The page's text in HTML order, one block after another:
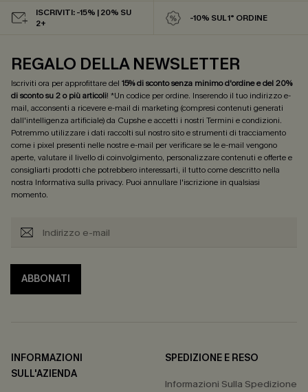
ISCRIVITI: -15% | 20% SU
2+
-10% SUL 1° ORDINE
REGALO DELLA NEWSLETTER
Iscriviti ora per approfittare del 15% di sconto senza minimo d'ordine e del 20%
di sconto su 2 o più articoli! *Un codice per ordine. Inserendo il tuo indirizzo e-
mail, acconsenti a ricevere e-mail di marketing (compresi contenuti generati
dall'intelligenza artificiale) da Cupshe e accetti i nostri Termini e condizioni.
Potremmo utilizzare i dati raccolti sul nostro sito e strumenti di tracciamento
come i pixel presenti nelle nostre e-mail per verificare se le e-mail vengono
aperte, valutare il livello di coinvolgimento, personalizzare contenuti e offerte e
consigliarti prodotti che potrebbero interessarti, il tutto come descritto nella
nostra Informativa sulla privacy. Puoi annullare l'iscrizione in qualsiasi
momento.
ABBONATI
INFORMAZIONI
SULL'AZIENDA
SPEDIZIONE E RESO
Informazioni Sulla Spedizione